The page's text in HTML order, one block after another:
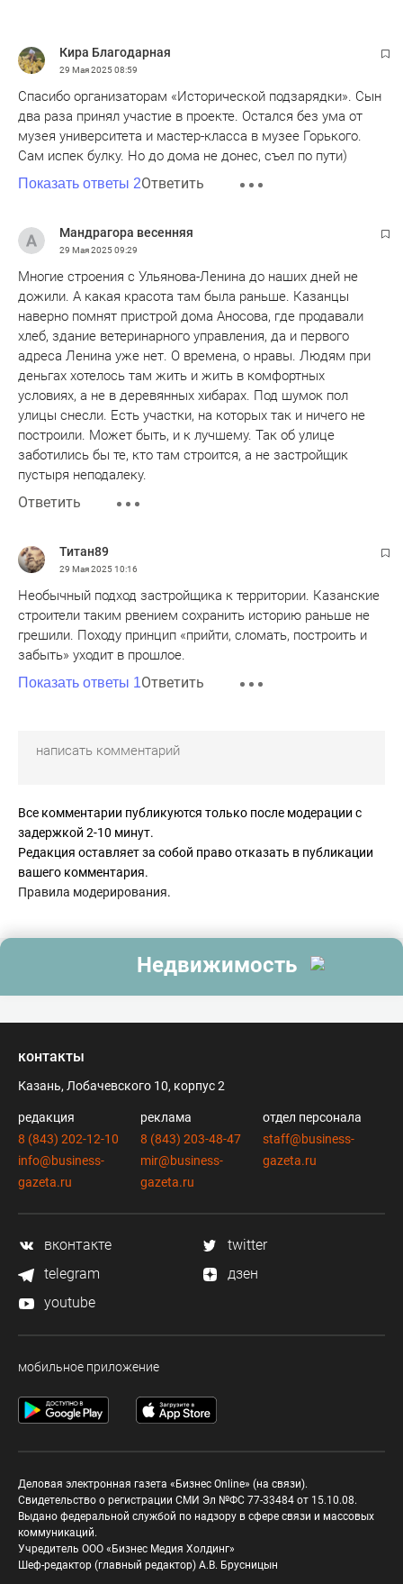
Кира Благодарная
29 Мая 202508:59
Спасибо организаторам «Исторической подзарядки». Сын
два раза принял участие в проекте. Остался без ума от
музея университета и мастер-класса в музее Горького.
Сам испек булку. Но до дома не донес, съел по пути)
Показать ответы 2Ответить
Мандрагора весенняя
29 Мая 202509:29
Многие строения с Ульянова-Ленина до наших дней не
дожили. А какая красота там была раньше. Казанцы
наверно помнят пристрой дома Аносова, где продавали
хлеб, здание ветеринарного управления, да и первого
адреса Ленина уже нет. О времена, о нравы. Людям при
деньгах хотелось там жить и жить в комфортных
условиях, а не в деревянных хибарах. Под шумок пол
улицы снесли. Есть участки, на которых так и ничего не
построили. Может быть, и к лучшему. Так об улице
заботились бы те, кто там строится, а не застройщик
пустыря неподалеку.
Ответить
Титан89
29 Мая 202510:16
Необычный подход застройщика к территории. Казанские
строители таким рвением сохранить историю раньше не
грешили. Походу принцип «прийти, сломать, построить и
забыть» уходит в прошлое.
Показать ответы 1Ответить
Все комментарии публикуются только после модерации с
задержкой 2-10 минут.
Редакция оставляет за собой право отказать в публикации
вашего комментария.
Правила модерирования.
Недвижимость
контакты
Казань, Лобачевского 10, корпус 2
редакция
8 (843) 202-12-10
info@business-
gazeta.ru
реклама
8 (843) 203-48-47
mir@business-
gazeta.ru
отдел персонала
staff@business-
gazeta.ru
вконтакте
twitter
telegram
дзен
youtube
мобильное приложение
Деловая электронная газета «Бизнес Online» (на связи).
Свидетельство о регистрации СМИ Эл №ФС 77-33484 от 15.10.08.
Выдано федеральной службой по надзору в сфере связи и массовых
коммуникаций.
Учредитель ООО «Бизнес Медия Холдинг»
Шеф-редактор (главный редактор) А.В. Брусницын